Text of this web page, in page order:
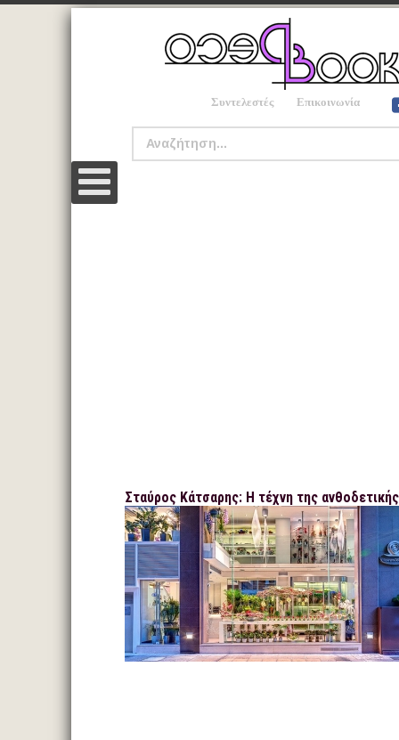
Συντελεστές Επικοινωνία
Σταύρος Κάτσαρης: Η τέχνη της ανθοδετικής